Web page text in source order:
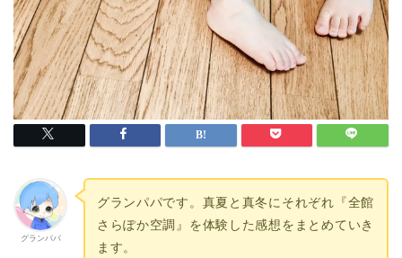
グランパパ
グランパパです。真夏と真冬にそれぞれ『全館
さらぽか空調』を体験した感想をまとめていき
ます。